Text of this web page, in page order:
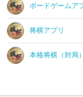
ボードゲームア
将棋アプリ
本格将棋（対局